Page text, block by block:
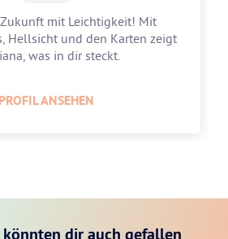
mit Leichtigkeit! Mit
Hellsicht und den Karten zeigt
was in dir steckt.
PROFIL ANSEHEN
dir auch gefallen